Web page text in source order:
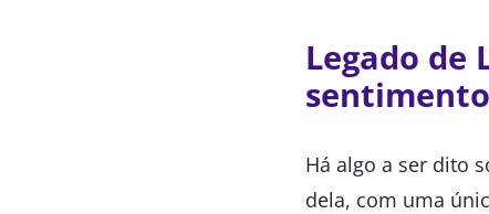
Legado de
Há algo a ser dito
dela, com uma